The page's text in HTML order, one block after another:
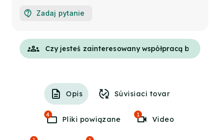
Zadaj pytanie
groups
Opis Súvisiaci tovar
4
Pliki powiązane
1
Video